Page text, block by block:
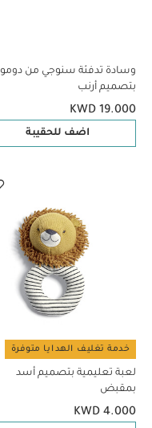
وسادة تدفئة سنوجي من دومو
بتصميم أرنب
KWD 19.000
اضف للحقيبة
خدمة تغليف الهدايا متوفرة
لعبة تعليمية بتصميم أسد
بمقبض
KWD 4.000